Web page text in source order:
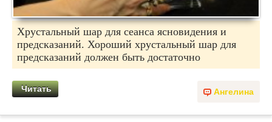
Хрустальный шар для сеанса ясновидения и
предсказаний. Хороший хрустальный шар для
предсказаний должен быть достаточно
Ангелина
Читать